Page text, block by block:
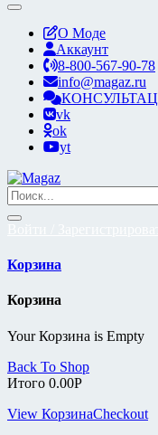
О Моде
Аккаунт
8-800-567-90-78
info@magaz.ru
vk
ok
yt
Корзина
Корзина
Your Корзина is Empty
Back To Shop
Итого 0.00Р
View КорзинаCheckout